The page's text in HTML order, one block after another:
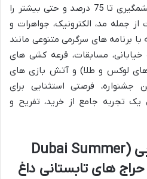
کند. DSF نه تنها تخفیفات چشمگیری تا 75 درصد و حتی بیشتر را
جمله مد، الکترونیک، جواهرات و
با برنامه های سرگرمی متنوعی مانند
مسابقات، قرعه کشی های
لوکس و طلا) و آتش بازی های
فرصتی استثنایی برای
تجربه جامع از خرید، تفریح و
جشنواره تابستانی دبی (Dubai Summer